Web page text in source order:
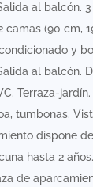
al balcón.
camas (90 cm,
y
al balcón.
Terraza-jardín.
tumbonas.
dispone
hasta 2
de